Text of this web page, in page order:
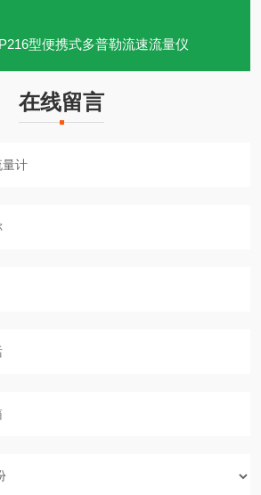
型便携式多普勒流速流量仪
在线留言